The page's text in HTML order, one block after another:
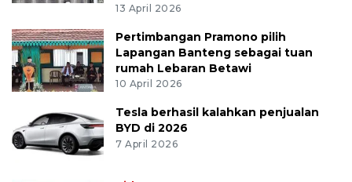
13 April 2026
Pertimbangan Pramono pilih
Lapangan Banteng sebagai tuan
rumah Lebaran Betawi
10 April 2026
Tesla berhasil kalahkan penjualan
BYD di 2026
7 April 2026